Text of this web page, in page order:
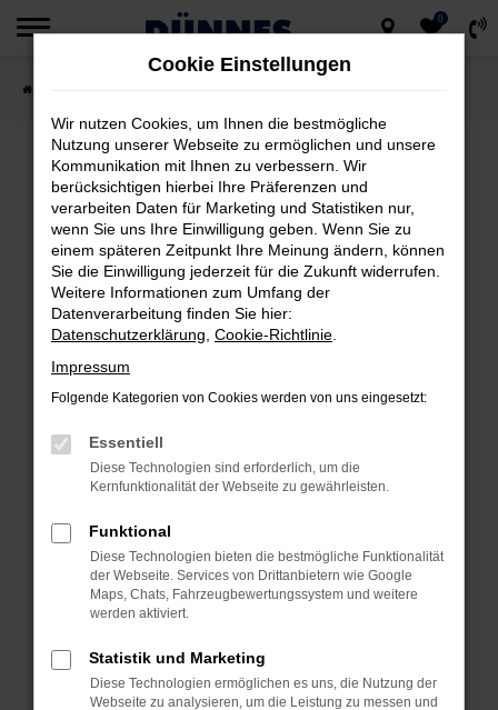
Zum
springen
0
FEHLER: NETWORK ERROR
Beim Laden ist ein Fehler aufgetreten.
Hier sind ein paar Tipps, die dir helfen können:
Überprüfe deine Firewall und deine
Internetverbindung.
Laden andere Webseiten, zum Beispiel
deine Suchmaschine?
Prüfe deine Browsererweiterungen.
Manche Erweiterungen, wie Werbeblocker,
können das Laden bestimmter Seiten
anderen Browser oder in einem privaten
Fenster?
Starte dein Gerät neu.
vorübergehende Probleme zu beheben.
Stelle sicher, dass dein Browser und dein
Cookie Einstellungen
Wir nutzen Cookies, um Ihnen die bestmögliche
Nutzung unserer Webseite zu ermöglichen und unsere
Kommunikation mit Ihnen zu verbessern. Wir
berücksichtigen hierbei Ihre Präferenzen und
verarbeiten Daten für Marketing und Statistiken nur,
wenn Sie uns Ihre Einwilligung geben. Wenn Sie zu
einem späteren Zeitpunkt Ihre Meinung ändern, können
Sie die Einwilligung jederzeit für die Zukunft widerrufen.
Weitere Informationen zum Umfang der
Datenverarbeitung finden Sie hier:
Datenschutzerklärung Cookie-Richtlinie
Impressum
Folgende Kategorien von Cookies werden von uns eingesetzt:
Essentiell
Diese Technologien sind erforderlich, um die
Kernfunktionalität der Webseite zu gewährleisten.
Funktional
Diese Technologien bieten die bestmögliche Funktionalität
der Webseite. Services von Drittanbietern wie Google
Maps, Chats, Fahrzeugbewertungssystem und weitere
werden aktiviert.
Statistik und Marketing
Diese Technologien ermöglichen es uns, die Nutzung der
Webseite zu analysieren, um die Leistung zu messen und